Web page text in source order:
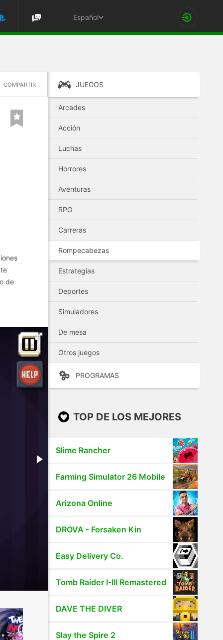
Español
COMPARTIR
de
JUEGOS
Arcades
Acción
Luchas
Horrores
Aventuras
RPG
Carreras
Rompecabezas
Estrategias
Deportes
Simuladores
De mesa
Otros juegos
PROGRAMAS
TOP DE LOS MEJORES
Slime Rancher
Farming Simulator 26 Mobile
Arizona Online
DROVA - Forsaken Kin
Easy Delivery Co.
Tomb Raider I-III Remastered
DAVE THE DIVER
Slay the Spire 2